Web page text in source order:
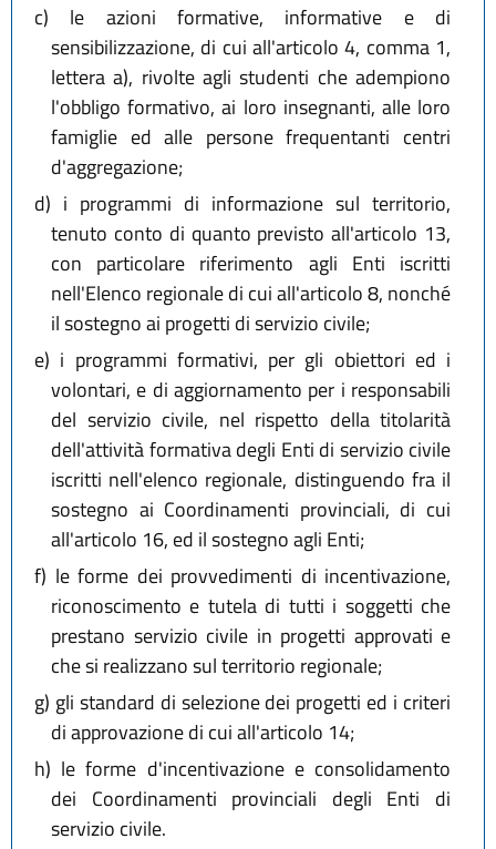
c) le azioni formative, informative e di
sensibilizzazione, di cui all'articolo 4, comma 1,
lettera a), rivolte agli studenti che adempiono
l'obbligo formativo, ai loro insegnanti, alle loro
famiglie ed alle persone frequentanti centri
d'aggregazione;
d) i programmi di informazione sul territorio,
tenuto conto di quanto previsto all'articolo 13,
con particolare riferimento agli Enti iscritti
nell'Elenco regionale di cui all'articolo 8, nonché
il sostegno ai progetti di servizio civile;
e) i programmi formativi, per gli obiettori ed i
volontari, e di aggiornamento per i responsabili
del servizio civile, nel rispetto della titolarità
dell'attività formativa degli Enti di servizio civile
iscritti nell'elenco regionale, distinguendo fra il
sostegno ai Coordinamenti provinciali, di cui
all'articolo 16, ed il sostegno agli Enti;
f) le forme dei provvedimenti di incentivazione,
riconoscimento e tutela di tutti i soggetti che
prestano servizio civile in progetti approvati e
che si realizzano sul territorio regionale;
g) gli standard di selezione dei progetti ed i criteri
di approvazione di cui all'articolo 14;
h) le forme d'incentivazione e consolidamento
dei Coordinamenti provinciali degli Enti di
servizio civile.